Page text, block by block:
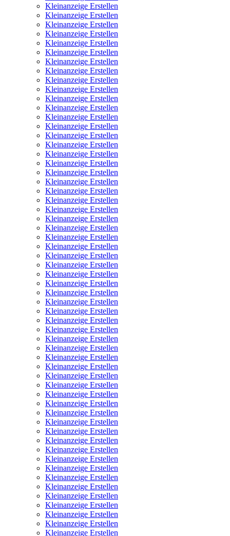
Kleinanzeige Erstellen
Kleinanzeige Erstellen
Kleinanzeige Erstellen
Kleinanzeige Erstellen
Kleinanzeige Erstellen
Kleinanzeige Erstellen
Kleinanzeige Erstellen
Kleinanzeige Erstellen
Kleinanzeige Erstellen
Kleinanzeige Erstellen
Kleinanzeige Erstellen
Kleinanzeige Erstellen
Kleinanzeige Erstellen
Kleinanzeige Erstellen
Kleinanzeige Erstellen
Kleinanzeige Erstellen
Kleinanzeige Erstellen
Kleinanzeige Erstellen
Kleinanzeige Erstellen
Kleinanzeige Erstellen
Kleinanzeige Erstellen
Kleinanzeige Erstellen
Kleinanzeige Erstellen
Kleinanzeige Erstellen
Kleinanzeige Erstellen
Kleinanzeige Erstellen
Kleinanzeige Erstellen
Kleinanzeige Erstellen
Kleinanzeige Erstellen
Kleinanzeige Erstellen
Kleinanzeige Erstellen
Kleinanzeige Erstellen
Kleinanzeige Erstellen
Kleinanzeige Erstellen
Kleinanzeige Erstellen
Kleinanzeige Erstellen
Kleinanzeige Erstellen
Kleinanzeige Erstellen
Kleinanzeige Erstellen
Kleinanzeige Erstellen
Kleinanzeige Erstellen
Kleinanzeige Erstellen
Kleinanzeige Erstellen
Kleinanzeige Erstellen
Kleinanzeige Erstellen
Kleinanzeige Erstellen
Kleinanzeige Erstellen
Kleinanzeige Erstellen
Kleinanzeige Erstellen
Kleinanzeige Erstellen
Kleinanzeige Erstellen
Kleinanzeige Erstellen
Kleinanzeige Erstellen
Kleinanzeige Erstellen
Kleinanzeige Erstellen
Kleinanzeige Erstellen
Kleinanzeige Erstellen
Kleinanzeige Erstellen